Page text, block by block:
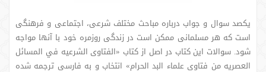
یکصد سوال و جواب درباره مباحث مختلف شرعی، اجتماعی و فرهنگی
است که هر مسلمانی ممکن است در زندگی روزمره خود با آنها مواجه
شود. سوالات این کتاب در اصل از کتاب «الفتاوی الشرعیه في المسائل
العصریه من فتاوی علماء البد الحرام» انتخاب و به فارسی ترجمه شده